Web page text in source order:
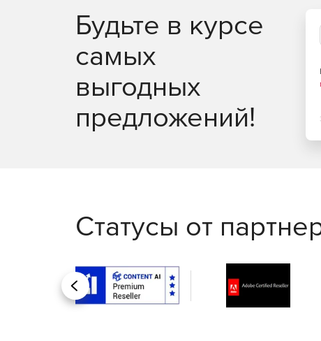
Будьте в курсе
самых
выгодных
предложений!
Статусы от
Назад